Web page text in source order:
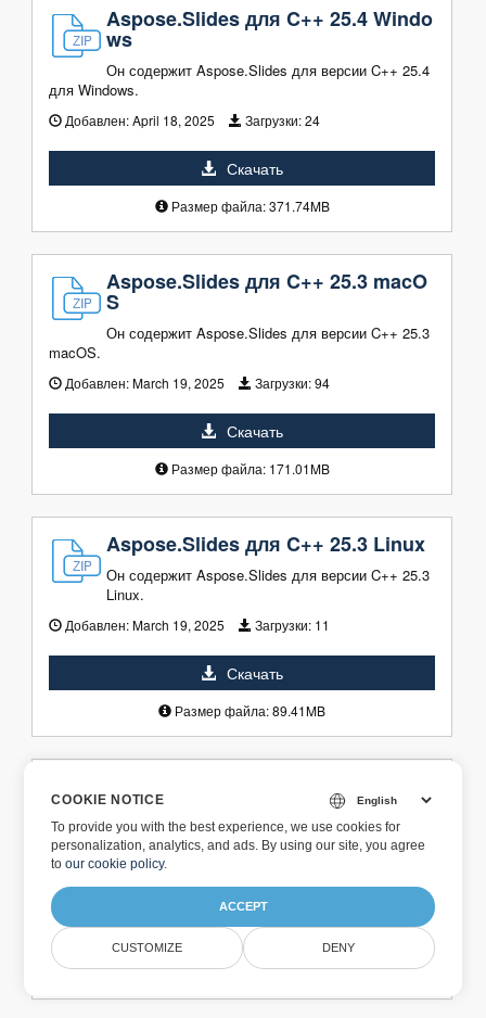
Aspose.Slides для C++ 25.4 Windo
ws
Он содержит Aspose.Slides для версии C++ 25.4
для Windows.
Добавлен:April 18, 2025 Загрузки:24
Скачать
Размер файла: 371.74MB
Aspose.Slides для C++ 25.3 macO
S
Он содержит Aspose.Slides для версии C++ 25.3
macOS.
Добавлен:March 19, 2025 Загрузки:94
Скачать
Размер файла: 171.01MB
Aspose.Slides для C++ 25.3 Linux
Он содержит Aspose.Slides для версии C++ 25.3
Linux.
Добавлен:March 19, 2025 Загрузки: 11
Скачать
Размер файла: 89.41MB
Aspose.Slides для C++ 25.3 Windo
ws
Он содержит Aspose.Slides для версии C++ 25.3
для Windows.
Добавлен:March 19, 2025 Загрузки:13
Скачать
Размер файла: 369.69MB
COOKIE NOTICE
To provide you with the best experience, we use cookies for
personalization, analytics, and ads. By using our site, you agree
toour cookie policy.
ACCEPT
CUSTOMIZE DENY